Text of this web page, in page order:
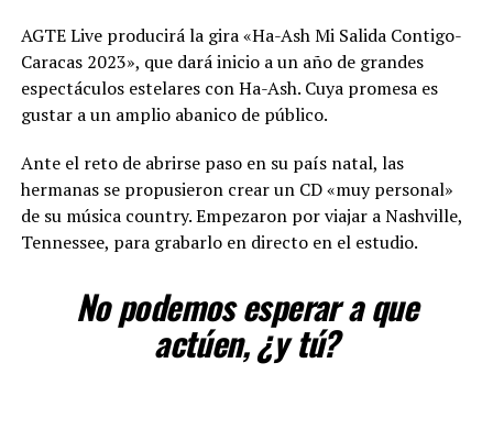
AGTE Live producirá la gira «Ha-Ash Mi Salida Contigo-
Caracas 2023», que dará inicio a un año de grandes
espectáculos estelares con Ha-Ash. Cuya promesa es
gustar a un amplio abanico de público.
Ante el reto de abrirse paso en su país natal, las
hermanas se propusieron crear un CD «muy personal»
de su música country. Empezaron por viajar a Nashville,
Tennessee, para grabarlo en directo en el estudio.
No podemos esperar a que
actúen, ¿y tú?